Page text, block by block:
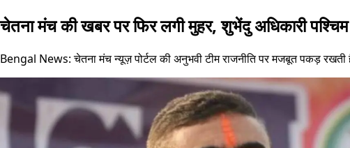
चेतना मंच की खबर पर फिर लगी मुहर, शुभेंदु अधिकारी
Bengal News: चेतना मंच न्यूज़ पोर्टल की अनुभवी टीम राजनीति पर मजबूत पकड़ रखती